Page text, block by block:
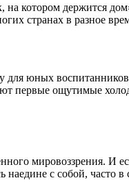
котором держится
странах в разное
для юных
первые ощутимые
мировоззрения. И
наедине с собой, часто